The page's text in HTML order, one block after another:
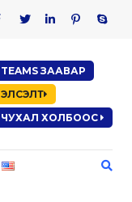
TEAMS ЗААВАР
ЭЛСЭЛТ
ЧУХАЛ ХОЛБООС